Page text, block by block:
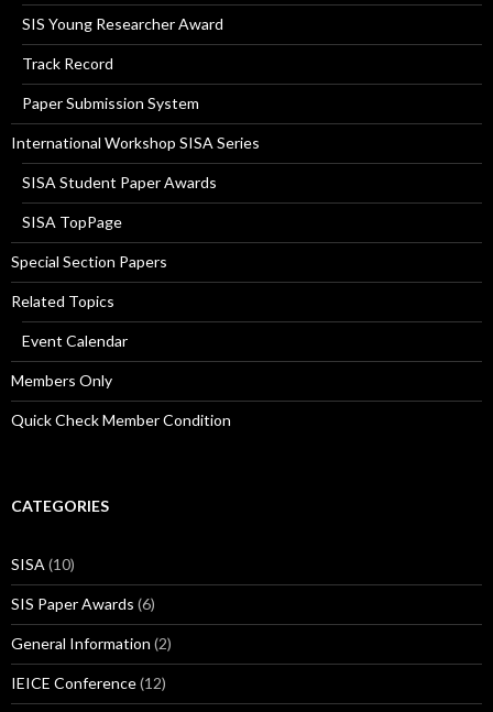
SIS Young Researcher Award
Track Record
Paper Submission System
International Workshop SISA Series
SISA Student Paper Awards
SISA TopPage
Special Section Papers
Related Topics
Event Calendar
Members Only
Quick Check Member Condition
CATEGORIES
SISA (10)
SIS Paper Awards (6)
General Information (2)
IEICE Conference(12)